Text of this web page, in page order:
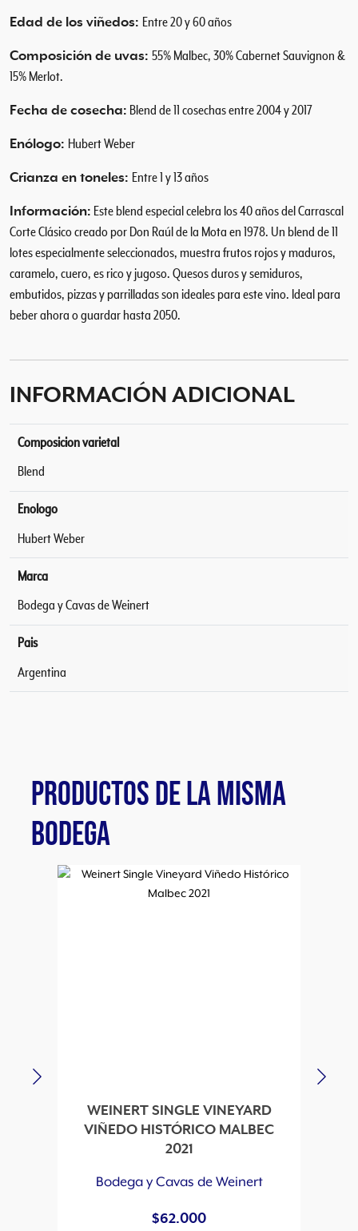
Edad de los viñedos: Entre 20 y 60 años
Composición de uvas: 55% Malbec, 30% Cabernet Sauvignon &
15% Merlot.
Fecha de cosecha: Blend de 11 cosechas entre 2004 y 2017
Enólogo: Hubert Weber
Crianza en toneles: Entre 1 y 13 años
Información: Este blend especial celebra los 40 años del Carrascal
Corte Clásico creado por Don Raúl de la Mota en 1978. Un blend de 11
lotes especialmente seleccionados, muestra frutos rojos y maduros,
caramelo, cuero, es rico y jugoso. Quesos duros y semiduros,
embutidos, pizzas y parrilladas son ideales para este vino. Ideal para
beber ahora o guardar hasta 2050.
INFORMACIÓN ADICIONAL
Composicion varietal
Blend
Enologo
Hubert Weber
Marca
Bodega y Cavas de Weinert
Pais
Argentina
PRODUCTOS DE LA MISMA
BODEGA
WEINERT SINGLE VINEYARD
VIÑEDO HISTÓRICO MALBEC
2021
Bodega y Cavas de Weinert
$62.000